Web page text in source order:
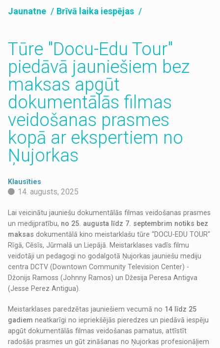
Jaunatne Brīvā laika iespējas
Tūre "Docu-Edu Tour"
piedāvā jauniešiem bez
maksas apgūt
dokumentālās filmas
veidošanas prasmes
kopā ar ekspertiem no
Ņujorkas
Klausīties
14. augusts, 2025
Lai veicinātu jauniešu dokumentālās filmas veidošanas prasmes
un medijpratību, no 25. augusta līdz 7. septembrim notiks bez
maksasdokumentālā kino meistarklašu tūre “DOCU-EDU TOUR"
Rīgā, Cēsīs, Jūrmalā un Liepājā. Meistarklases vadīs filmu
veidotāji un pedagogi no godalgotā Ņujorkas jauniešu mediju
centra DCTV (Downtown Community Television Center) -
Džonijs Ramoss (Johnny Ramos) un Džesija Peresa Antigva
(Jesse Perez Antigua).
Meistarklases paredzētas jauniešiem vecumā no 14 līdz 25
gadiemneatkarīgi no iepriekšējās pieredzes un piedāvā iespēju
apgūt dokumentālās filmas veidošanas pamatus, attīstīt
radošās prasmes un gūt zināšanas no Ņujorkas profesionāļiem